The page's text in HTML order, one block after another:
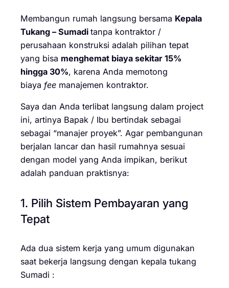
Membangun rumah langsung bersama Kepala
Tukang – Sumadi tanpa kontraktor /
perusahaan konstruksi adalah pilihan tepat
yang bisa menghemat biaya sekitar 15%
hingga 30%, karena Anda memotong
biaya fee manajemen kontraktor.
Saya dan Anda terlibat langsung dalam project
ini, artinya Bapak / Ibu bertindak sebagai
sebagai “manajer proyek”. Agar pembangunan
berjalan lancar dan hasil rumahnya sesuai
dengan model yang Anda impikan, berikut
adalah panduan praktisnya:
1. Pilih Sistem Pembayaran yang
Tepat
Ada dua sistem kerja yang umum digunakan
saat bekerja langsung dengan kepala tukang
Sumadi :